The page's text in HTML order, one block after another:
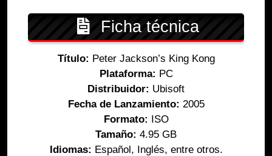
Ficha técnica
Título: Peter Jackson’s King Kong
Plataforma: PC
Distribuidor: Ubisoft
Fecha de Lanzamiento: 2005
Formato: ISO
Tamaño: 4.95 GB
Idiomas: Español, Inglés, entre otros.